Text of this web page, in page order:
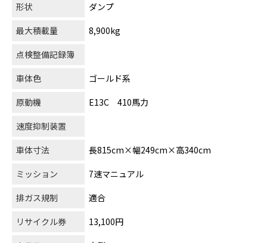
形状
ダンプ
最大積載量
8,900kg
点検整備記録簿
車体色
ゴールド系
原動機
E13C 410馬力
速度抑制装置
車体寸法
長815cm×幅249cm×高340cm
ミッション
7速マニュアル
排ガス規制
適合
リサイクル券
13,100円